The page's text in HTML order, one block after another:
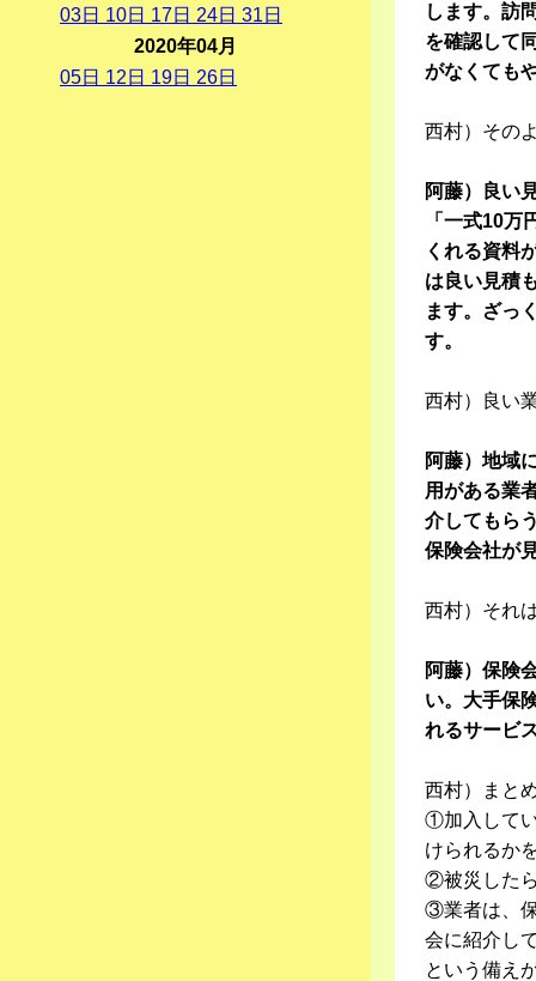
します。訪
を確認して
がなくても
西村）その
阿藤）良い
「一式10
くれる資料
は良い見積
ます。ざっ
す。
西村）良い
阿藤）地域
用がある業
介してもら
保険会社が
西村）それ
阿藤）保険
い。大手保
れるサービ
西村）まと
①加入して
けられるか
②被災した
③業者は、
会に紹介し
という備え
03日 10日 17日 24日 31 日
2020年04月
05日 12 日 19日 26日